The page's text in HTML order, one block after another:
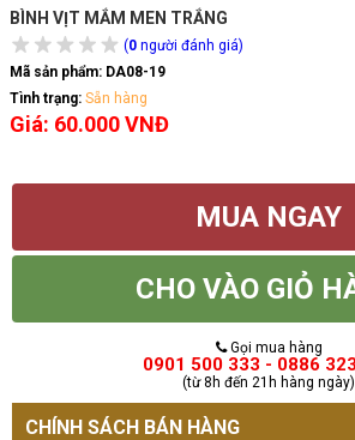
BÌNH VỊT MẮM MEN TRẮNG
(0 người đánh giá)
Mã sản phẩm: DA08-19
Tình trạng: Sẵn hàng
Giá: 60.000 VNĐ
MUA NGAY
CHO VÀO GIỎ
Gọi mua hàng
0901 500 333 - 0886
(từ 8h đến 21h hàng ngày)
CHÍNH SÁCH BÁN HÀNG